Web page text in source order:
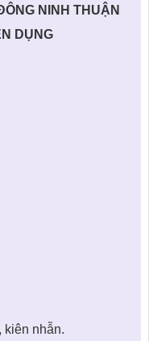
NINH THUẬN
DỤNG
kiên nhẫn.